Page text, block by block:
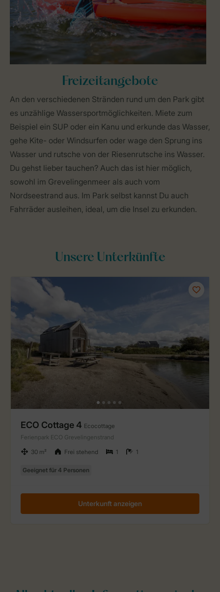
Freizeitangebote
An den verschiedenen Stränden rund um den Park gibt
es unzählige Wassersportmöglichkeiten. Miete zum
Beispiel ein SUP oder ein Kanu und erkunde das Wasser,
gehe Kite- oder Windsurfen oder wage den Sprung ins
Wasser und rutsche von der Riesenrutsche ins Wasser.
Du gehst lieber tauchen? Auch das ist hier möglich,
sowohl im Grevelingenmeer als auch vom
Nordseestrand aus. Im Park selbst kannst Du auch
Fahrräder ausleihen, ideal, um die Insel zu erkunden.